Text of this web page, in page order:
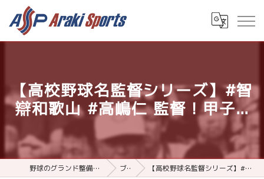
【高校野球名監督シリーズ】#智
辯和歌山 #高嶋仁 監督！甲子...
野球のグランド整備用品ならアラキスポーツ ブログ 【高校野球名監督シリーズ】#智辯和歌山 #高嶋仁 監督！甲子...